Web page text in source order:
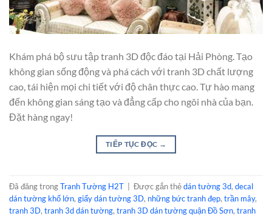
Khám phá bộ sưu tập tranh 3D độc đáo tại Hải Phòng. Tạo
không gian sống động và phá cách với tranh 3D chất lượng
cao, tái hiện mọi chi tiết với độ chân thực cao. Tự hào mang
đến không gian sáng tạo và đẳng cấp cho ngôi nhà của bạn.
Đặt hàng ngay!
TIẾP TỤC ĐỌC →
Đã đăng trongTranh Tường H2T Được gắn thẻdán tường 3d, decal
dán tường khổ lớn, giấy dán tường 3D, những bức tranh đẹp, trần mây,
tranh 3D, tranh 3d dán tường, tranh 3D dán tường quận Đồ Sơn, tranh